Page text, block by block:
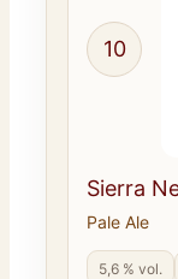
10
Sierra
Pale Ale
5,6 % vol.